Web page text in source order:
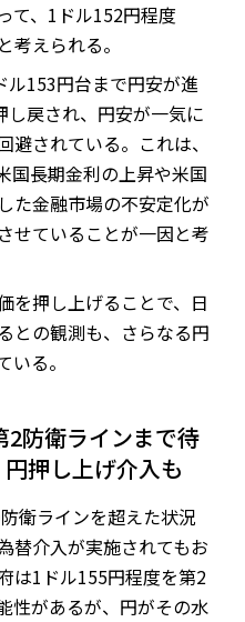
て、1ドル152円程度
考えられる。
ル153円台まで円安が進
戻され、円安が一気に
されている。これは、
国長期金利の上昇や米国
た金融市場の不安定化が
せていることが一因と考
を押し上げることで、日
との観測も、さらなる円
る。
2防衛ラインまで待
押し上げ介入も
衛ラインを超えた状況
替介入が実施されてもお
は1ドル155円程度を第2
性があるが、円がその水